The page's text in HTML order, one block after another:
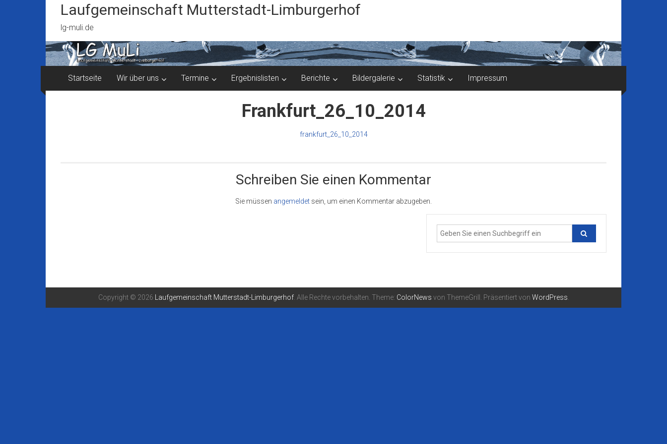
Inhalt
springen
Laufgemeinschaft Mutterstadt-Limburgerhof
lg-muli.de
Startseite Wir über uns Termine Ergebnislisten Berichte Bildergalerie Statistik Impressum
Frankfurt_26_10_2014
frankfurt_26_10_2014
Schreiben Sie einen Kommentar
Sie müssen angemeldet sein, um einen Kommentar abzugeben.
Copyright © 2026 Laufgemeinschaft Mutterstadt-Limburgerhof. Alle Rechte vorbehalten. Theme: ColorNews von ThemeGrill. Präsentiert von WordPress.